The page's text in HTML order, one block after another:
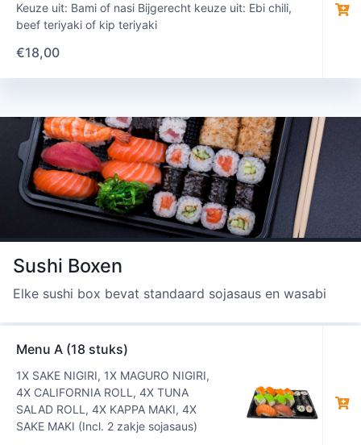
Keuze uit: Bami of nasi Bijgerecht keuze uit: Ebi chili,
beef teriyaki of kip teriyaki
€18,00
Sushi Boxen
Elke sushi box bevat standaard sojasaus en wasabi
Menu A (18 stuks)
1X SAKE NIGIRI, 1X MAGURO NIGIRI,
4X CALIFORNIA ROLL, 4X TUNA
SALAD ROLL, 4X KAPPA MAKI, 4X
SAKE MAKI (Incl. 2 zakje sojasaus)